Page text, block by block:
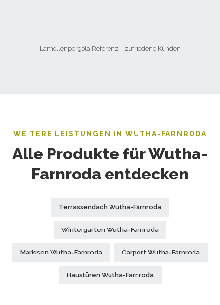
Lamellenpergola Referenz – zufriedene Kunden
WEITERE LEISTUNGEN IN WUTHA-FARNRODA
Alle Produkte für Wutha-
Farnroda entdecken
Terrassendach Wutha-Farnroda
Wintergarten Wutha-Farnroda
Markisen Wutha-Farnroda Carport Wutha-Farnroda
Haustüren Wutha-Farnroda